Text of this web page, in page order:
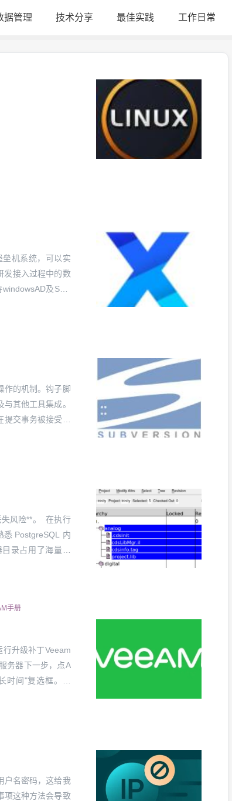
据管理 技术分享 最佳实践 工作日常
垒机系统，可以实
发接入过程中的数
及SSH
入管控及远...
作的机制。钩子脚
其他工具集成。
交事务被接受之
提交包含调试代
风险**。 在执行
悉 PostgreSQL 内
录占用了海量空
手册
升级补丁Veeam
务器下一步，点A
时间"复选框。单
户名密码，这给我
项这种方法会导致